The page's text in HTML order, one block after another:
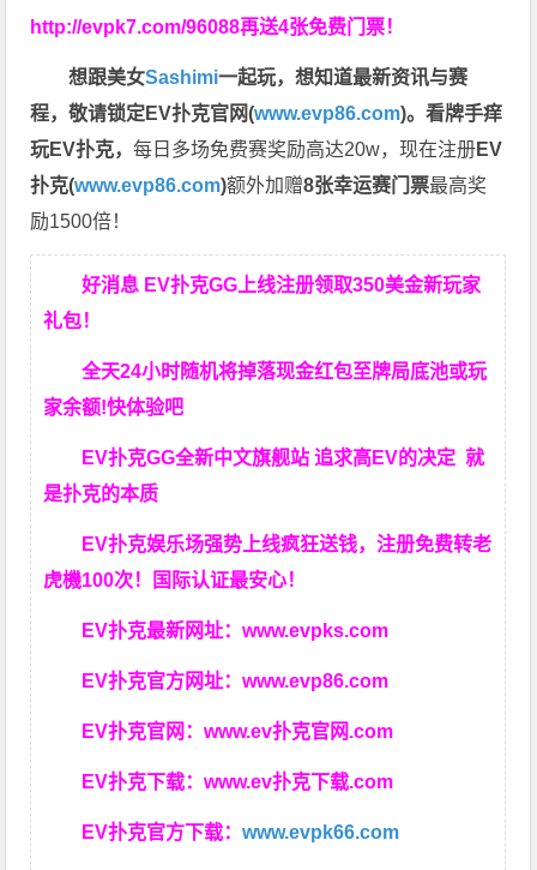
http://evpk7.com/96088再送4张免费门票！
想跟美女Sashimi一起玩，想知道最新资讯与赛
程，敬请锁定EV扑克官网(www.evp86.com)。看牌手痒
玩EV扑克，每日多场免费赛奖励高达20w，现在注册EV
扑克(www.evp86.com)额外加赠8张幸运赛门票最高奖
励1500倍！
好消息 EV扑克GG上线注册领取350美金新玩家
礼包！
全天24小时随机将掉落现金红包至牌局底池或玩
家余额!快体验吧
EV扑克GG全新中文旗舰站 追求高EV的决定就
是扑克的本质
EV扑克娱乐场强势上线疯狂送钱，注册免费转老
虎機100次！国际认证最安心！
EV扑克最新网址：www.evpks.com
EV扑克官方网址：www.evp86.com
EV扑克官网：www.ev扑克官网.com
EV扑克下载：www.ev扑克下载.com
EV扑克官方下载：www.evpk66.com